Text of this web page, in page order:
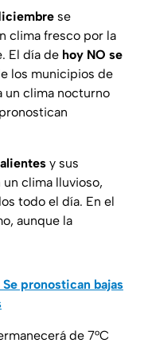
se
clima fresco por la
El día de hoy NO se
los municipios de
un clima nocturno
y sus
clima lluvioso,
todo el día. En el
aunque la
Se pronostican bajas
de 7°C